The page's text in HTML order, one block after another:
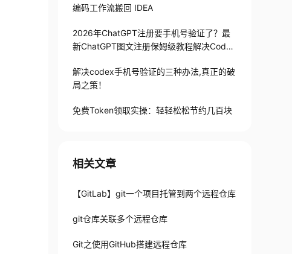
编码工作流搬回 IDEA
2026年ChatGPT注册要手机号验证了？最
新ChatGPT图文注册保姆级教程解决Codex
解决codex手机号验证的三种办法,真正的破
局之策！
免费Token领取实操：轻轻松松节约几百块
相关文章
【GitLab】git一个项目托管到两个远程仓库
git仓库关联多个远程仓库
Git之使用GitHub搭建远程仓库